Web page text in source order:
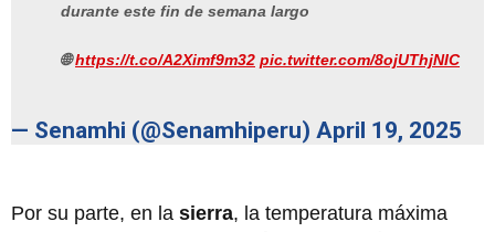
durante este fin de semana largo
🌐https://t.co/A2Ximf9m32 pic.twitter.com/8ojUThjNIC
— Senamhi (@Senamhiperu) April 19, 2025
Por su parte, en la sierra, la temperatura máxima